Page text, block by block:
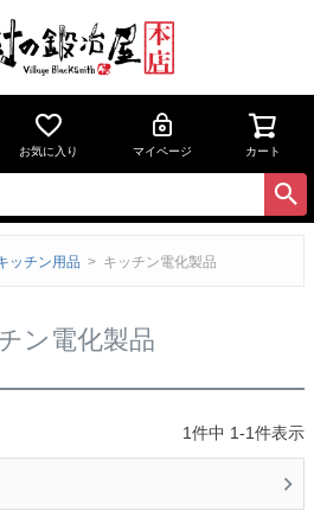
お気に入り マイページ カート
ッチン用品 キッチン電化製品
ン電化製品
1件中 1-1件表示